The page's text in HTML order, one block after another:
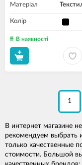
Матеріал
Колір
В наявності
1
В интернет магазине
рекомендуем выбрать
только качественные
стоимости. Большой